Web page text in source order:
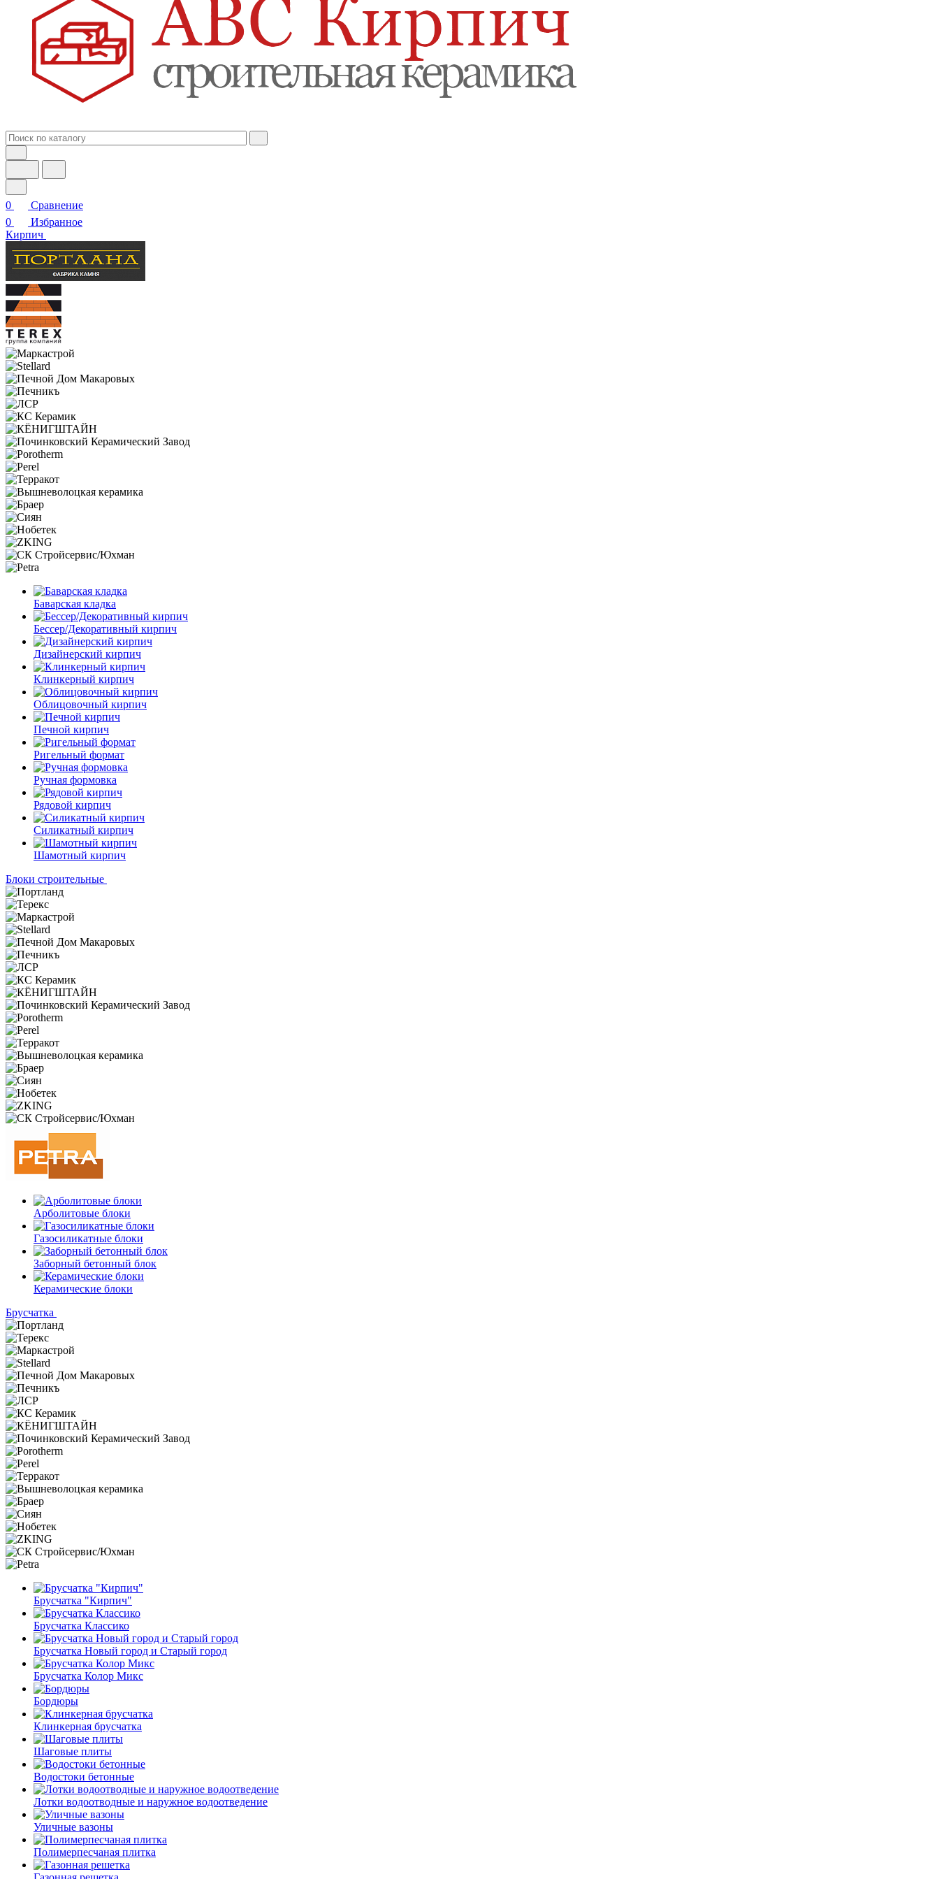
0
Сравнение
0
Избранное
Кирпич
Баварская кладка
Бессер/Декоративный кирпич
Дизайнерский кирпич
Клинкерный кирпич
Облицовочный кирпич
Печной кирпич
Ригельный формат
Ручная формовка
Рядовой кирпич
Силикатный кирпич
Шамотный кирпич
Блоки строительные
Арболитовые блоки
Газосиликатные блоки
Заборный бетонный блок
Керамические блоки
Брусчатка
Брусчатка "Кирпич"
Брусчатка Классико
Брусчатка Новый город и Старый город
Брусчатка Колор Микс
Бордюры
Клинкерная брусчатка
Шаговые плиты
Водостоки бетонные
Лотки водоотводные и наружное водоотведение
Уличные вазоны
Полимерпесчаная плитка